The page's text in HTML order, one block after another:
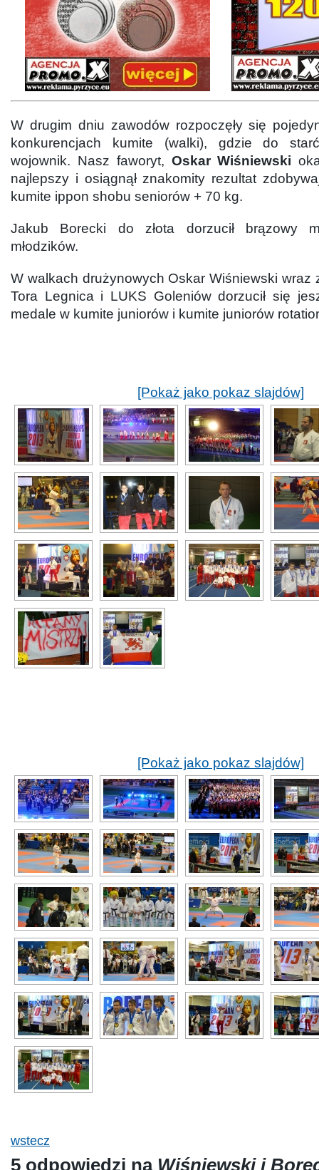
W drugim dniu zawodów rozpoczęły się
konkurencjach kumite (walki), gdzie do
wojownik. Nasz faworyt, Oskar Wiśniewski
najlepszy i osiągnął znakomity rezultat
kumite ippon shobu seniorów + 70 kg.
Jakub Borecki do złota dorzucił brązowy
młodzików.
W walkach drużynowych Oskar Wiśniewski wraz
Tora Legnica i LUKS Goleniów dorzucił się
medale w kumite juniorów i kumite juniorów
[Pokaż jako pokaz slajdów]
[Pokaż jako pokaz slajdów]
wstecz
5 odpowiedzi na Wiśniewski i